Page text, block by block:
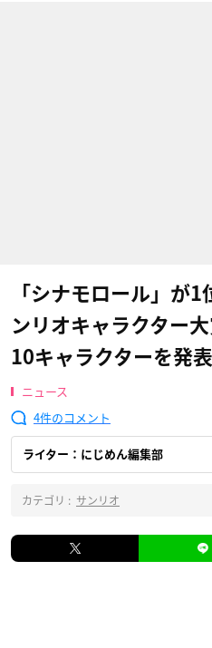
「シナモロール」が
ンリオキャラクター
10キャラクターを発表
ニュース
4
ライター：にじめん編集部
カテゴリ : サンリオ